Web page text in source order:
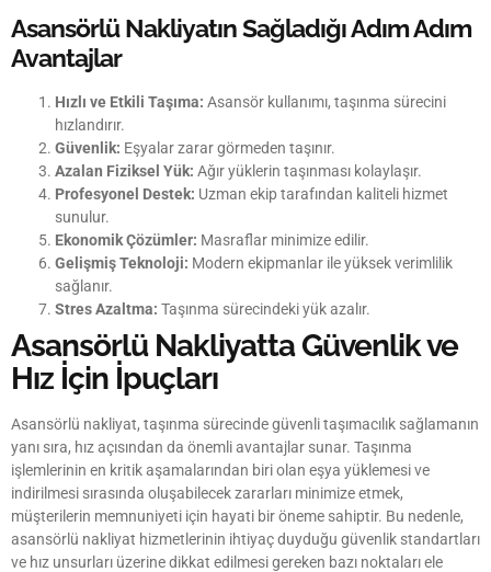
Asansörlü Nakliyatın Sağladığı Adım Adım
Avantajlar
Hızlı ve Etkili Taşıma: Asansör kullanımı, taşınma sürecini
hızlandırır.
Güvenlik: Eşyalar zarar görmeden taşınır.
Azalan Fiziksel Yük: Ağır yüklerin taşınması kolaylaşır.
Profesyonel Destek: Uzman ekip tarafından kaliteli hizmet
sunulur.
Ekonomik Çözümler: Masraflar minimize edilir.
Gelişmiş Teknoloji: Modern ekipmanlar ile yüksek verimlilik
sağlanır.
Stres Azaltma: Taşınma sürecindeki yük azalır.
Asansörlü Nakliyatta Güvenlik ve
Hız İçin İpuçları
Asansörlü nakliyat, taşınma sürecinde güvenli taşımacılık sağlamanın
yanı sıra, hız açısından da önemli avantajlar sunar. Taşınma
işlemlerinin en kritik aşamalarından biri olan eşya yüklemesi ve
indirilmesi sırasında oluşabilecek zararları minimize etmek,
müşterilerin memnuniyeti için hayati bir öneme sahiptir. Bu nedenle,
asansörlü nakliyat hizmetlerinin ihtiyaç duyduğu güvenlik standartları
ve hız unsurları üzerine dikkat edilmesi gereken bazı noktaları ele